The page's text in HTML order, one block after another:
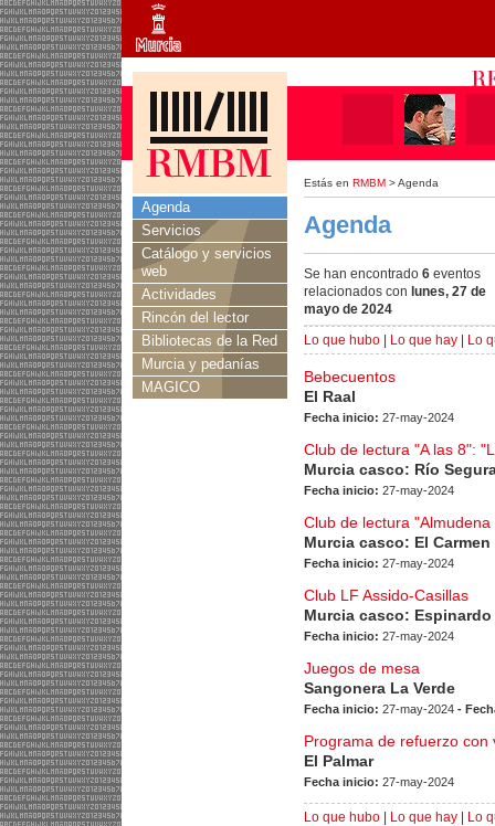
Estás en RMBM > Agenda
Agenda
Servicios
Catálogo y servicios
web
Actividades
Rincón del lector
Bibliotecas de la Red
Murcia y pedanías
MAGICO
Agenda
Se han encontrado 6 eventos
relacionados con lunes, 27 de
mayo de 2024
Lo que hubo
Lo que hay Lo
Bebecuentos
El Raal
Fecha inicio: 27-may-2024
Club de lectura "A las 8":
Murcia casco: Río
Fecha inicio: 27-may-2024
Club de lectura
Murcia casco: El Carmen
Fecha inicio: 27-may-2024
Club LF Assido-Casillas
Murcia casco: Espinardo
Fecha inicio: 27-may-2024
Juegos de mesa
Sangonera La Verde
Fecha inicio: 27-may-2024 -
Programa de refuerzo con
El Palmar
Fecha inicio: 27-may-2024
Lo que hubo Lo que hay Lo